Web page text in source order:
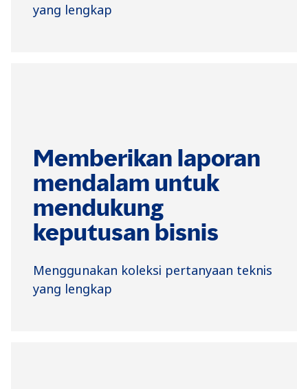
yang lengkap
Memberikan laporan
mendalam untuk
mendukung
keputusan bisnis
Menggunakan koleksi pertanyaan teknis
yang lengkap